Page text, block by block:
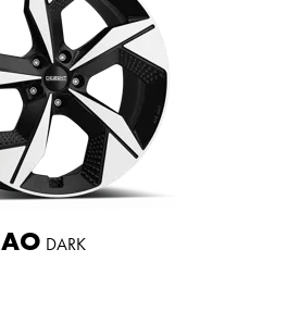
AO DARK